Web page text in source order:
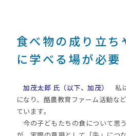
食べ物の成り立
に学べる場が必要
加茂太郎 氏（以下、加茂）
私
になり、酪農教育ファーム活動な
ています。
今の子どもたちの食について思